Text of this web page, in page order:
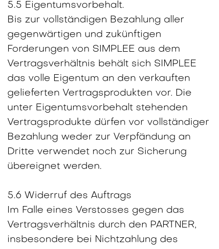
5.5 Eigentumsvorbehalt.
Bis zur vollständigen Bezahlung aller
gegenwärtigen und zukünftigen
Forderungen von SIMPLEE aus dem
Vertragsverhältnis behält sich SIMPLEE
das volle Eigentum an den verkauften
gelieferten Vertragsprodukten vor. Die
unter Eigentumsvorbehalt stehenden
Vertragsprodukte dürfen vor vollständiger
Bezahlung weder zur Verpfändung an
Dritte verwendet noch zur Sicherung
übereignet werden.
5.6 Widerruf des Auftrags
Im Falle eines Verstosses gegen das
Vertragsverhältnis durch den PARTNER,
insbesondere bei Nichtzahlung des